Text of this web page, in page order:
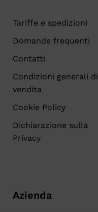
Tariffe e spedizioni
Domande frequenti
Contatti
Condizioni generali di
vendita
Cookie Policy
Dichiarazione sulla
Privacy
Azienda